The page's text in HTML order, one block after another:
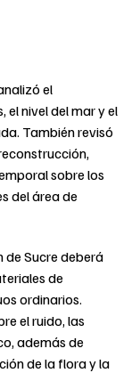
el
nivel del mar y el
También revisó
sobre los
del área de
de Sucre deberá
de
ordinarios.
el ruido, las
además de
de la flora y la